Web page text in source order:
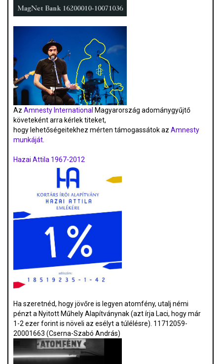
Az Amnesty International Magyarország adománygyűjtő
követeként arra kérlek titeket,
hogy lehetőségeitekhez mérten támogassátok az Amnesty
munkáját.
Hazai Attila 1967-2012
Ha szeretnéd, hogy jövőre is legyen atomfény, utalj némi
pénzt a Nyitott Műhely Alapítványnak (azt írja Laci, hogy már
1-2 ezer forint is növeli az esélyt a túlélésre). 11712059-
20001663 (Cserna-Szabó András)